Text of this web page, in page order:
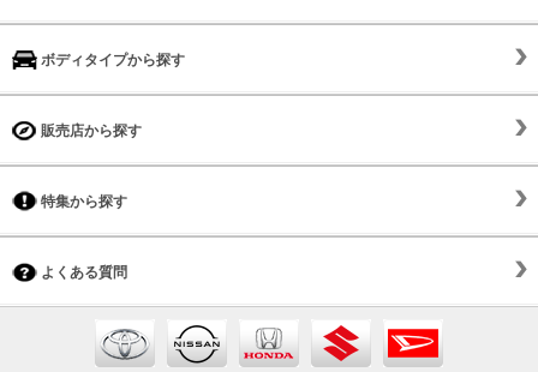
ボディタイプから探す
販売店から探す
特集から探す
よくある質問